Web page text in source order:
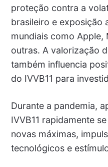
proteção contra a
brasileiro e exposição
mundiais como
outras. A valorização
também influencia
do IVVB11 para
Durante a pandemia,
IVVB11 rapidamente
novas máximas,
tecnológicos e